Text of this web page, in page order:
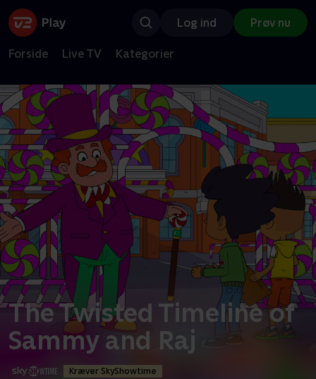
Log ind Prøv nu
Forside Live TV Kategorier
The Twisted Timeline of
Sammy and Raj
Kræver SkyShowtime